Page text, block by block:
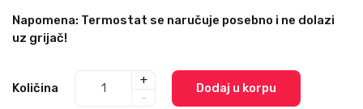
Napomena: Termostat se naručuje posebno i ne dolazi
uz grijač!
Količina
+
-
Dodaj u korpu